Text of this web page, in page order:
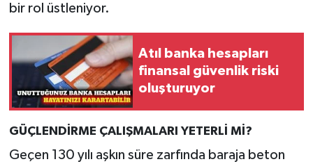
bir rol üstleniyor.
Atıl banka hesapları
finansal güvenlik riski
oluşturuyor
GÜÇLENDİRME ÇALIŞMALARI YETERLİ Mİ?
Geçen 130 yılı aşkın süre zarfında baraja beton